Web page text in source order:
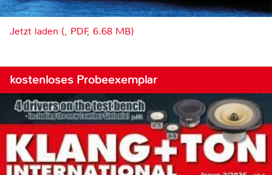
Jetzt laden (, PDF, 6.68 MB)
kostenloses Probeexemplar